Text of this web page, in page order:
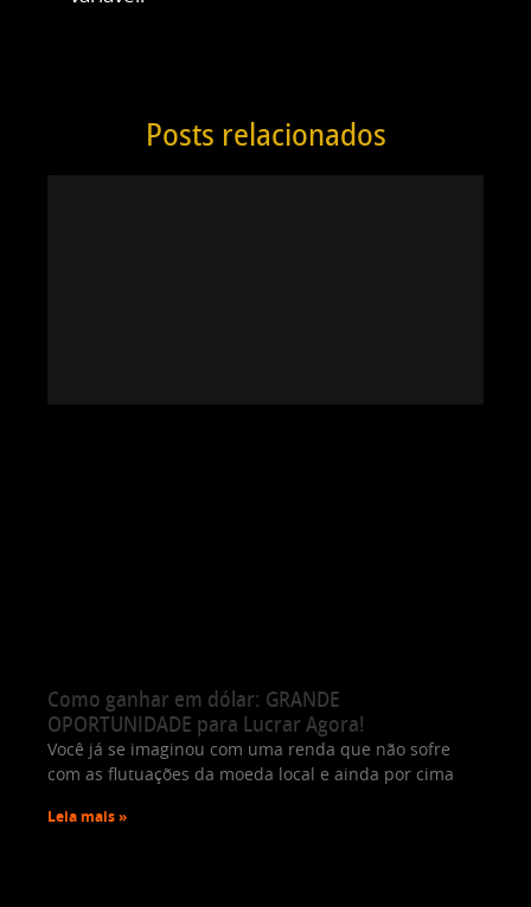
Posts relacionados
Como ganhar em dólar: GRANDE
OPORTUNIDADE para Lucrar Agora!
Você já se imaginou com uma renda que não sofre
com as flutuações da moeda local e ainda por cima
Leia mais »